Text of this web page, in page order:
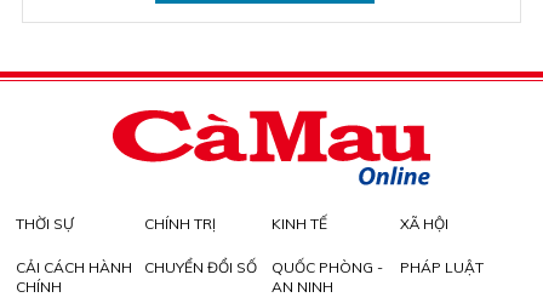
THỜI SỰ CHÍNH TRỊ KINH TẾ XÃ HỘI
CẢI CÁCH HÀNH
CHÍNH
CHUYỂN ĐỔI SỐ
QUỐC PHÒNG -
AN NINH
PHÁP LUẬT